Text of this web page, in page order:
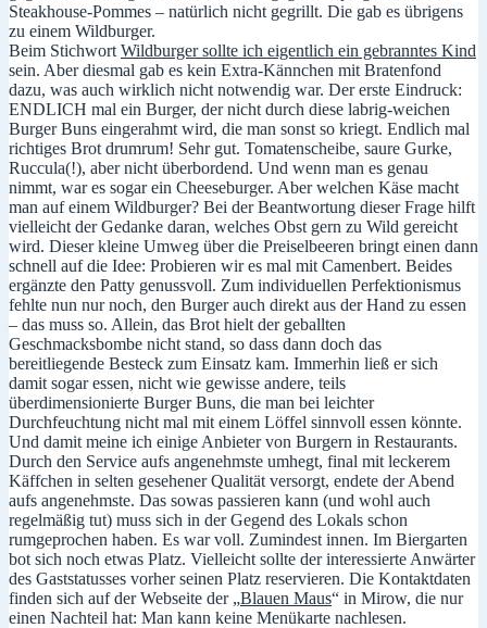
Steakhouse-Pommes – natürlich nicht gegrillt. Die gab es übrigens
zu einem Wildburger.
Beim Stichwort Wildburger sollte ich eigentlich ein gebranntes Kind
sein. Aber diesmal gab es kein Extra-Kännchen mit Bratenfond
dazu, was auch wirklich nicht notwendig war. Der erste Eindruck:
ENDLICH mal ein Burger, der nicht durch diese labrig-weichen
Burger Buns eingerahmt wird, die man sonst so kriegt. Endlich mal
richtiges Brot drumrum! Sehr gut. Tomatenscheibe, saure Gurke,
Ruccula(!), aber nicht überbordend. Und wenn man es genau
nimmt, war es sogar ein Cheeseburger. Aber welchen Käse macht
man auf einem Wildburger? Bei der Beantwortung dieser Frage hilft
vielleicht der Gedanke daran, welches Obst gern zu Wild gereicht
wird. Dieser kleine Umweg über die Preiselbeeren bringt einen dann
schnell auf die Idee: Probieren wir es mal mit Camenbert. Beides
ergänzte den Patty genussvoll. Zum individuellen Perfektionismus
fehlte nun nur noch, den Burger auch direkt aus der Hand zu essen
– das muss so. Allein, das Brot hielt der geballten
Geschmacksbombe nicht stand, so dass dann doch das
bereitliegende Besteck zum Einsatz kam. Immerhin ließ er sich
damit sogar essen, nicht wie gewisse andere, teils
überdimensionierte Burger Buns, die man bei leichter
Durchfeuchtung nicht mal mit einem Löffel sinnvoll essen könnte.
Und damit meine ich einige Anbieter von Burgern in Restaurants.
Durch den Service aufs angenehmste umhegt, final mit leckerem
Käffchen in selten gesehener Qualität versorgt, endete der Abend
aufs angenehmste. Das sowas passieren kann (und wohl auch
regelmäßig tut) muss sich in der Gegend des Lokals schon
rumgeprochen haben. Es war voll. Zumindest innen. Im Biergarten
bot sich noch etwas Platz. Vielleicht sollte der interessierte Anwärter
des Gaststatusses vorher seinen Platz reservieren. Die Kontaktdaten
finden sich auf der Webseite der „Blauen Maus“ in Mirow, die nur
einen Nachteil hat: Man kann keine Menükarte nachlesen.